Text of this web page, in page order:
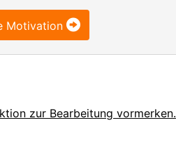
Motivation
zur Bearbeitung vormerken.